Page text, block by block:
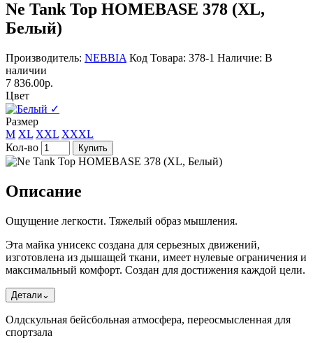
Ne Tank Top HOMEBASE 378 (XL,
Белый)
Производитель: NEBBIA Код Товара: 378-1 Наличие: В
наличии
7 836.00р.
Цвет
✓
Размер
M XL XXL XXXL
Кол-во
Купить
Описание
Ощущение легкости. Тяжелый образ мышления.
Эта майка унисекс создана для серьезных движений,
изготовлена ​​из дышащей ткани, имеет нулевые ограничения и
максимальный комфорт. Создан для достижения каждой цели.
Детали⌄
Олдскульная бейсбольная атмосфера, переосмысленная для
спортзала